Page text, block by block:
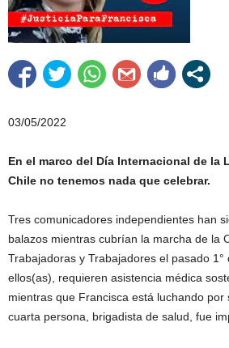
03/05/2022
En el marco del Día Internacional de la
Chile no tenemos nada que celebrar.
Tres comunicadores independientes han
balazos mientras cubrían la marcha de la
Trabajadoras y Trabajadores el pasado 1°
ellos(as), requieren asistencia médica
mientras que Francisca está luchando por
cuarta persona, brigadista de salud, fue